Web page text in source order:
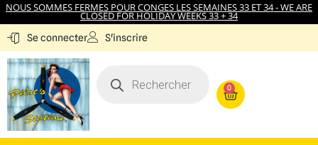
NOUS SOMMES FERMES POUR CONGES LES SEMAINES 33 ET 34 - WE ARE
CLOSED FOR HOLIDAY WEEKS 33 + 34
Se connecter S'inscrire
0